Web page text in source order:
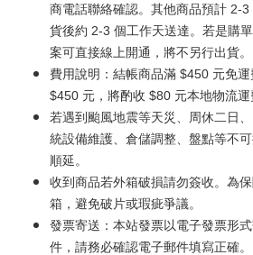
商電話聯絡確認。其他商品預計 2-
貨後約 2-3 個工作天送達。若是購
案可直接線上開通，將不另行出貨。
費用說明：結帳商品滿 $450 元免
$450 元，將酌收 $80 元本地物流運
若遇到颱風地震等天災、周休二日
統設備維護、倉儲調整、盤點等不
順延。
收到商品若外箱破損請勿簽收。為
箱，避免破片或瑕疵爭議。
發票寄送：本站發票以電子發票形
件，請務必確認電子郵件填寫正確。